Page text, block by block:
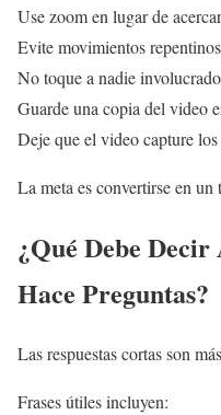
Use zoom en lugar de
Evite movimientos
No toque a nadie
Guarde una copia del video
Deje que el video capture
La meta es convertirse en
¿Qué Debe
Hace Preguntas?
Las respuestas cortas son
Frases útiles incluyen: